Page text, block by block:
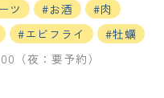
ツ #お酒
#肉
#エビフライ
#牡蠣
（夜：要予約）